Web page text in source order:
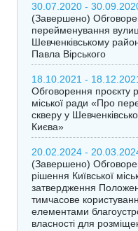
30.07.2020 -
(Завершено)
перейменування
Шевченківському
Павла Вірського
18.10.2021 -
Обговорення проєкту
міської ради «Про
скверу у
Києва»
20.02.2024 -
(Завершено)
рішення Київської
затвердження
тимчасове
елементами
власності для